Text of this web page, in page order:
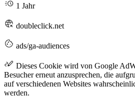
1 Jahr
doubleclick.net
ads/ga-audiences
Dieses Cookie wird von Google
Besucher erneut anzusprechen, die
auf verschiedenen Websites
werden.